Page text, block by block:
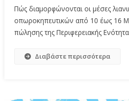
Πώς διαμορφώνονται οι μέσες
οπωροκηπευτικών από 10 έως 16
πώλησης της Περιφερειακής
Διαβάστε περισσότερα